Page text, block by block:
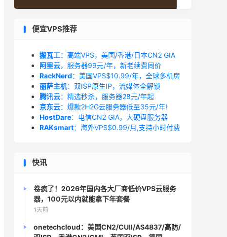
便宜VPS推荐
搬瓦工：高端VPS，美国/香港/日本CN2 GIA
阿里云，服务器99元/年，新老续费同价
RackNerd：美国VPS$10.99/年，全球多机房
丽萨主机：双ISP原生IP，流媒体全解锁
腾讯云：精选秒杀，服务器28元/年起
京东云：爆款2H2G云服务器低至35元/年!
HostDare：电信CN2 GIA，大硬盘服务器
RAKsmart：海外VPS$0.99/月,支持小时付费
快讯
卷疯了！2026年国内各大厂商低价VPS云服务
器，100元以内就能拿下年套餐
1天前
onetechcloud：美国CN2/CUII/AS4837/高防/